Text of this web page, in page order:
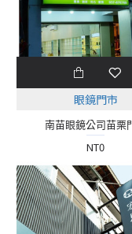
眼鏡門市
南苗眼鏡公司苗栗
NT0